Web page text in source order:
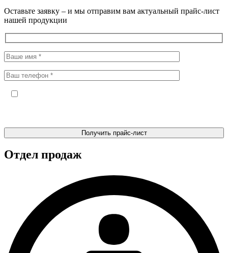
Оставьте заявку – и мы отправим вам актуальный прайс-лист
нашей продукции
Отдел продаж